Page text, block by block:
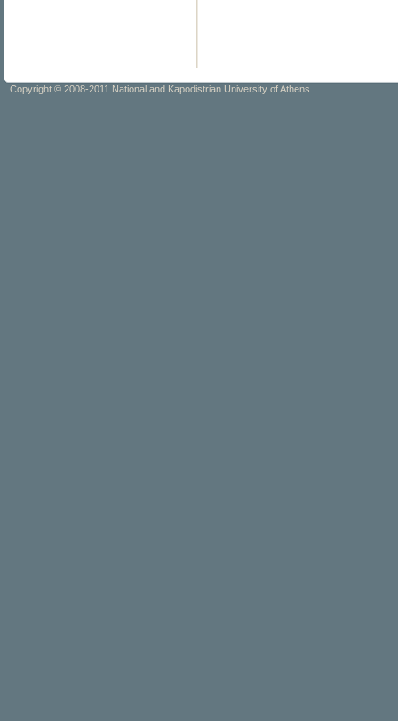
Copyright © 2008-2011 National and Kapodistrian University of Athens